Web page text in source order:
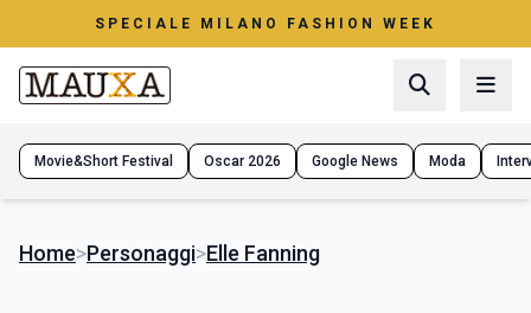
SPECIALE MILANO FASHION WEEK
Movie&Short Festival Oscar 2026 Google News Moda
Home>Personaggi>Elle Fanning